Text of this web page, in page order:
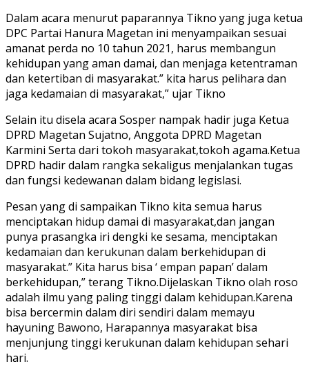
Dalam acara menurut paparannya Tikno yang juga ketua
DPC Partai Hanura Magetan ini menyampaikan sesuai
amanat perda no 10 tahun 2021, harus membangun
kehidupan yang aman damai, dan menjaga ketentraman
dan ketertiban di masyarakat.” kita harus pelihara dan
jaga kedamaian di masyarakat,” ujar Tikno
Selain itu disela acara Sosper nampak hadir juga Ketua
DPRD Magetan Sujatno, Anggota DPRD Magetan
Karmini Serta dari tokoh masyarakat,tokoh agama.Ketua
DPRD hadir dalam rangka sekaligus menjalankan tugas
dan fungsi kedewanan dalam bidang legislasi.
Pesan yang di sampaikan Tikno kita semua harus
menciptakan hidup damai di masyarakat,dan jangan
punya prasangka iri dengki ke sesama, menciptakan
kedamaian dan kerukunan dalam berkehidupan di
masyarakat.” Kita harus bisa ‘ empan papan’ dalam
berkehidupan,” terang Tikno.Dijelaskan Tikno olah roso
adalah ilmu yang paling tinggi dalam kehidupan.Karena
bisa bercermin dalam diri sendiri dalam memayu
hayuning Bawono, Harapannya masyarakat bisa
menjunjung tinggi kerukunan dalam kehidupan sehari
hari.